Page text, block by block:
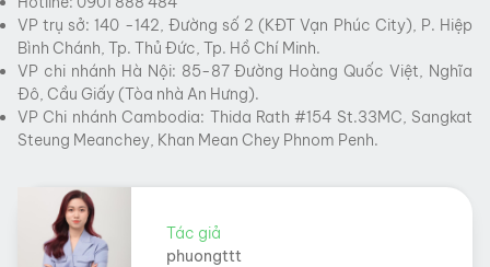
VP trụ sở: 140 -142, Đường số 2 (KĐT Vạn Phúc City), P. Hiệp
Bình Chánh, Tp. Thủ Đức, Tp. Hồ Chí Minh.
VP chi nhánh Hà Nội: 85-87 Đường Hoàng Quốc Việt, Nghĩa
Đô, Cầu Giấy (Tòa nhà An Hưng).
VP Chi nhánh Cambodia: Thida Rath #154 St.33MC, Sangkat
Steung Meanchey, Khan Mean Chey Phnom Penh.
Tác giả
phuongttt